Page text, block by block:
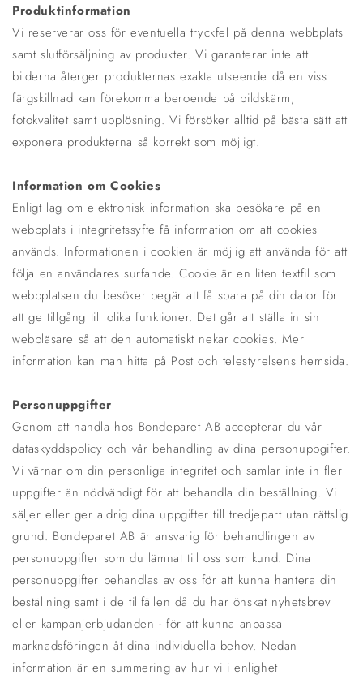
Produktinformation
Vi reserverar oss för eventuella tryckfel på denna webbplats
samt slutförsäljning av produkter. Vi garanterar inte att
bilderna återger produkternas exakta utseende då en viss
färgskillnad kan förekomma beroende på bildskärm,
fotokvalitet samt upplösning. Vi försöker alltid på bästa sätt att
exponera produkterna så korrekt som möjligt.
Information om Cookies
Enligt lag om elektronisk information ska besökare på en
webbplats i integritetssyfte få information om att cookies
används. Informationen i cookien är möjlig att använda för att
följa en användares surfande. Cookie är en liten textfil som
webbplatsen du besöker begär att få spara på din dator för
att ge tillgång till olika funktioner. Det går att ställa in sin
webbläsare så att den automatiskt nekar cookies. Mer
information kan man hitta på Post och telestyrelsens hemsida.
Personuppgifter
Genom att handla hos Bondeparet AB accepterar du vår
dataskyddspolicy och vår behandling av dina personuppgifter.
Vi värnar om din personliga integritet och samlar inte in fler
uppgifter än nödvändigt för att behandla din beställning. Vi
säljer eller ger aldrig dina uppgifter till tredjepart utan rättslig
grund. Bondeparet AB är ansvarig för behandlingen av
personuppgifter som du lämnat till oss som kund. Dina
personuppgifter behandlas av oss för att kunna hantera din
beställning samt i de tillfällen då du har önskat nyhetsbrev
eller kampanjerbjudanden - för att kunna anpassa
marknadsföringen åt dina individuella behov. Nedan
information är en summering av hur vi i enlighet